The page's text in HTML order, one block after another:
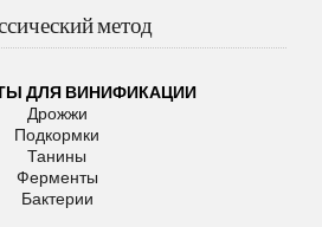
метод
ДЛЯ ВИНИФИКАЦИИ
Дрожжи
Подкормки
Танины
Ферменты
Бактерии